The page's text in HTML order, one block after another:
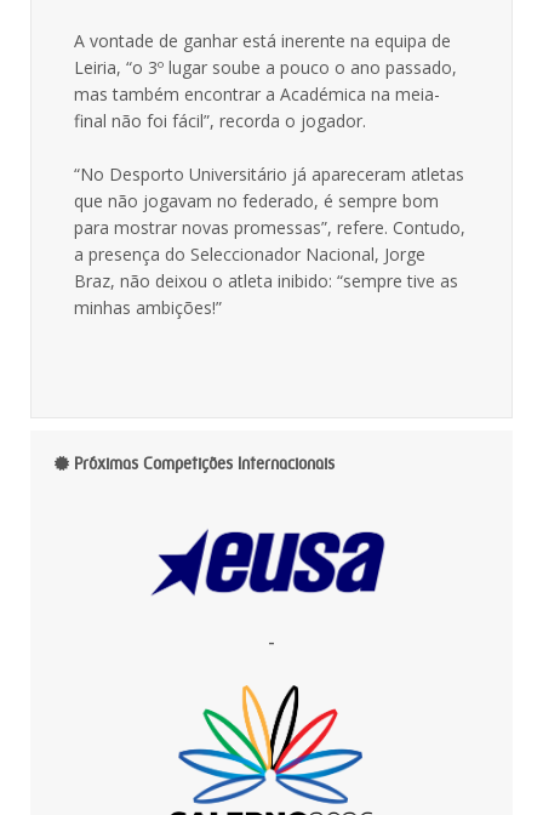
A vontade de ganhar está inerente na equipa de
Leiria, “o 3º lugar soube a pouco o ano passado,
mas também encontrar a Académica na meia-
final não foi fácil”, recorda o jogador.
“No Desporto Universitário já apareceram atletas
que não jogavam no federado, é sempre bom
para mostrar novas promessas”, refere. Contudo,
a presença do Seleccionador Nacional, Jorge
Braz, não deixou o atleta inibido: “sempre tive as
minhas ambições!”
Próximas Competições Internacionais
-